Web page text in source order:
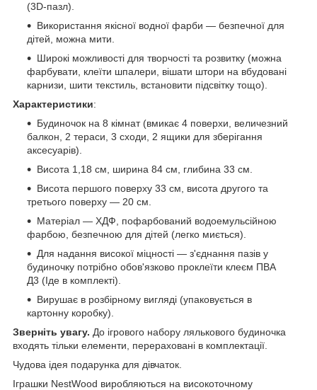
(3D-пазл).
Використання якісної водної фарби — безпечної для
дітей, можна мити.
Широкі можливості для творчості та розвитку (можна
фарбувати, клеїти шпалери, вішати штори на вбудовані
карнизи, шити текстиль, встановити підсвітку тощо).
Характеристики:
Будиночок на 8 кімнат (вмикає 4 поверхи, величезний
балкон, 2 тераси, 3 сходи, 2 ящики для зберігання
аксесуарів).
Висота 1,18 см, ширина 84 см, глибина 33 см.
Висота першого поверху 33 см, висота другого та
третього поверху — 20 см.
Матеріал — ХДФ, пофарбований водоемульсійною
фарбою, безпечною для дітей (легко миється).
Для надання високої міцності — з'єднання пазів у
будиночку потрібно обов'язково проклеїти клеєм ПВА
Д3 (Іде в комплекті).
Вирушає в розбірному вигляді (упаковується в
картонну коробку).
Зверніть увагу. До ігрового набору лялькового будиночка
входять тільки елементи, перераховані в комплектації.
Чудова ідея подарунка для дівчаток.
Іграшки NestWood виробляються на високоточному